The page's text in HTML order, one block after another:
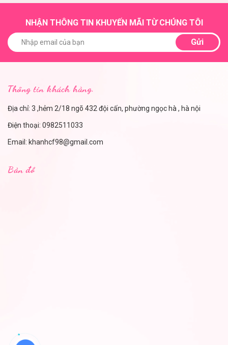
NHẬN THÔNG TIN KHUYẾN MÃI TỪ CHÚNG TÔI
Gửi
Thông tin khách hàng.
Địa chỉ: 3 ,hẻm 2/18 ngõ 432 đội cấn, phường ngọc hà , hà nội
Điện thoại: 0982511033
Email: khanhcf98@gmail.com
Bản đồ